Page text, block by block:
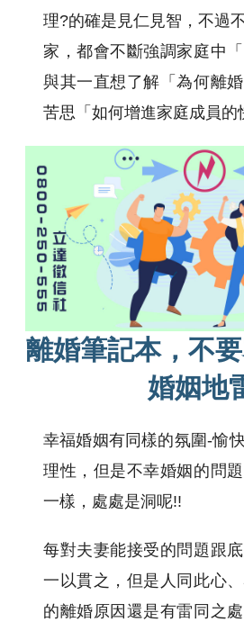
理?的確是見仁見智，不過
家，都會不斷強調家庭中
與其一直想了解「為何離
苦思「如何增進家庭成員的
離婚筆記本，不
婚姻地
幸福婚姻有同樣的氛圍-愉
理性，但是不幸婚姻的問
一樣，處處是洞呢!!
每對夫妻能接受的問題跟
一以貫之，但是人同此心
的離婚原因還是有雷同之